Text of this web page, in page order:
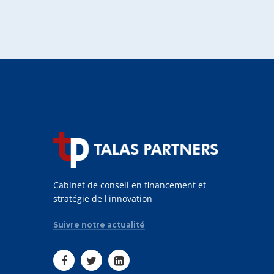
Cabinet de conseil en financement et
stratégie de l'innovation
Suivre notre actualité